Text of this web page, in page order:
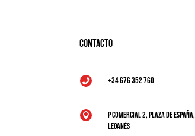
Contacto
 +34 676 352 760

P Comercial 2, Plaza de España,
Leganés